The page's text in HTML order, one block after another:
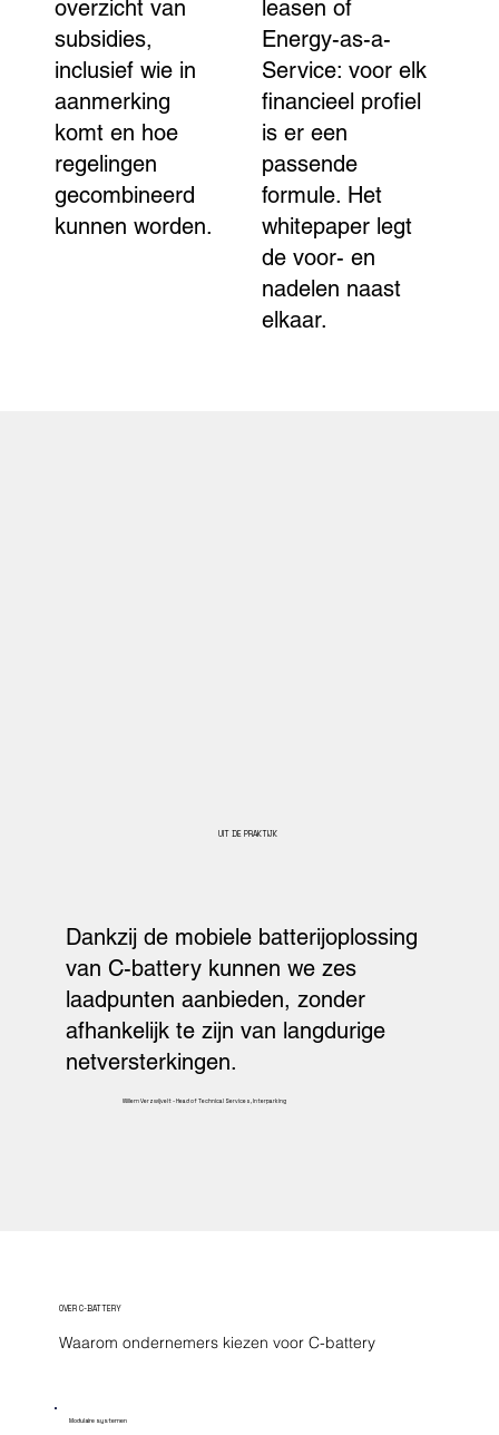
overzicht van
subsidies,
inclusief wie in
aanmerking
komt en hoe
regelingen
gecombineerd
kunnen worden.
leasen of
Energy-as-a-
Service: voor elk
financieel profiel
is er een
passende
formule. Het
whitepaper legt
de voor- en
nadelen naast
elkaar.
UIT DE PRAKTIJK
Dankzij de mobiele batterijoplossing
van C-battery kunnen we zes
laadpunten aanbieden, zonder
afhankelijk te zijn van langdurige
netversterkingen.
Willem Verzwijvelt - Head of Technical Services, Interparking
OVER C-BATTERY
Waarom ondernemers kiezen voor C-battery
Modulaire systemen